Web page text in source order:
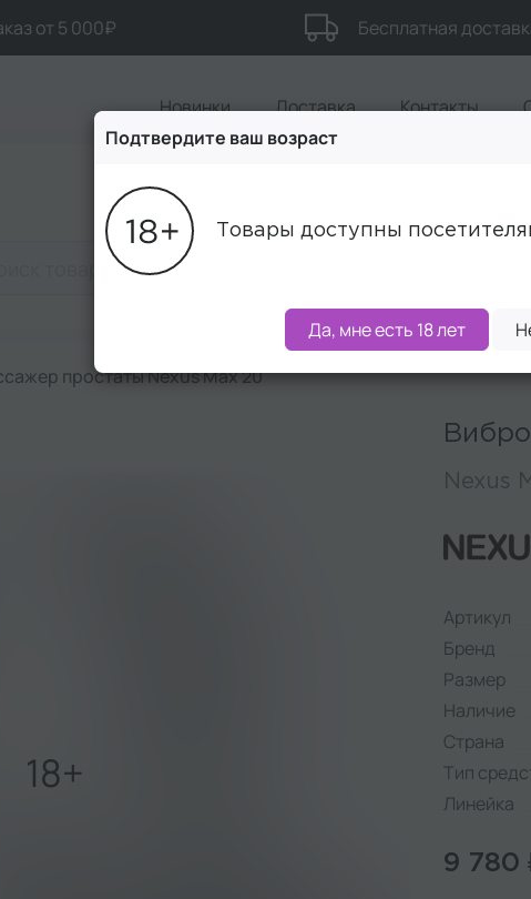
от 5 000₽ Бесплатная
Новинки Доставка Контакты
Блог
простаты Nexus Max 20
Nexus
Артикул
Бренд
Размер
Наличие
Страна
Тип
Линейка
9 780
Подтвердите ваш возраст
Товары доступны
Да, мне есть 18 лет